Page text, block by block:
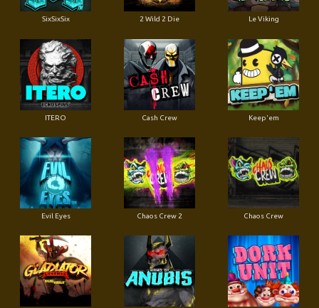
SixSixSix 2 Wild 2 Die Le Viking
ITERO Cash Crew Keep'em
Evil Eyes Chaos Crew 2 Chaos Crew